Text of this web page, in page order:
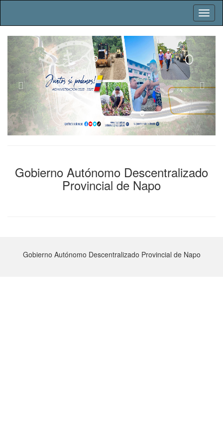
Previous Next
Gobierno Autónomo Descentralizado
Provincial de Napo
Gobierno Autónomo Descentralizado Provincial de Napo